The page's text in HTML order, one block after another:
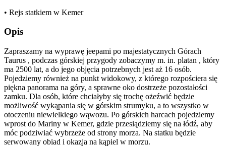
• Rejs statkiem w Kemer
Opis
Zapraszamy na wyprawę jeepami po majestatycznych Górach
Taurus , podczas górskiej przygody zobaczymy m. in. platan , który
ma 2500 lat, a do jego objęcia potrzebnych jest aż 16 osób.
Pojedziemy również na punkt widokowy, z którego rozpościera się
piękna panorama na góry, a sprawne oko dostrzeże pozostałości
zamku. Dla osób, które chciałyby się trochę ożeźwić będzie
możliwość wykąpania się w górskim strumyku, a to wszystko w
otoczeniu niewielkiego wąwozu. Po górskich harcach pojedziemy
wprost do Mariny w Kemer, gdzie przesiądziemy się na łódź, aby
móc podziwiać wybrzeże od strony morza. Na statku będzie
serwowany obiad i okazja na kąpiel w morzu.